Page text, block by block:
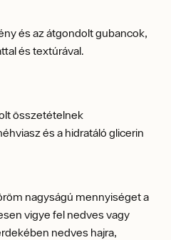
és az átgondolt gubancok,
és textúrával.
összetételnek
és a hidratáló glicerin
nagyságú mennyiséget a
vigye fel nedves vagy
nedves hajra,